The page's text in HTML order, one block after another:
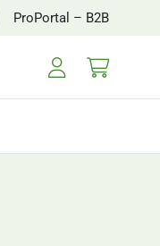
ProPortal – B2B